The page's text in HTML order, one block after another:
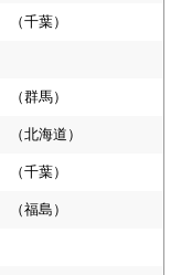
（千葉）
（群馬）
（北海道）
（千葉）
（福島）